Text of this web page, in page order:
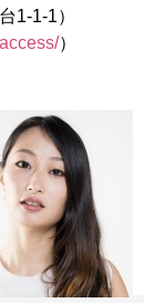
1-1-1）
）